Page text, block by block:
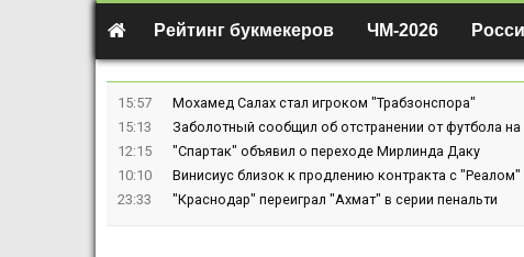
Рейтинг букмекеров ЧМ-2026
15:57
Мохамед Салах стал игроком "Трабзонспора"
15:13
Заболотный сообщил об отстранении от футбола
12:15
"Спартак" объявил о переходе Мирлинда Даку
10:10
Винисиус близок к продлению контракта с "Реалом"
23:33
"Краснодар" переиграл "Ахмат" в серии пенальти